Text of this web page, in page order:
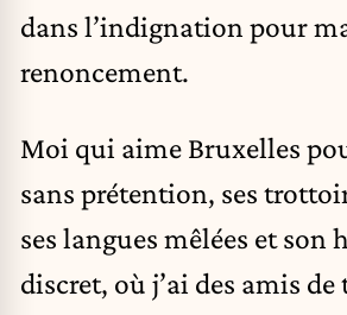
dans l’indignation pour
renoncement.
Moi qui aime Bruxelles
sans prétention, ses
ses langues mêlées et son
discret, où j’ai des amis de